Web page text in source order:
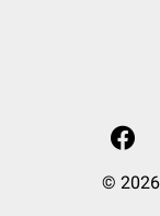
© 2026